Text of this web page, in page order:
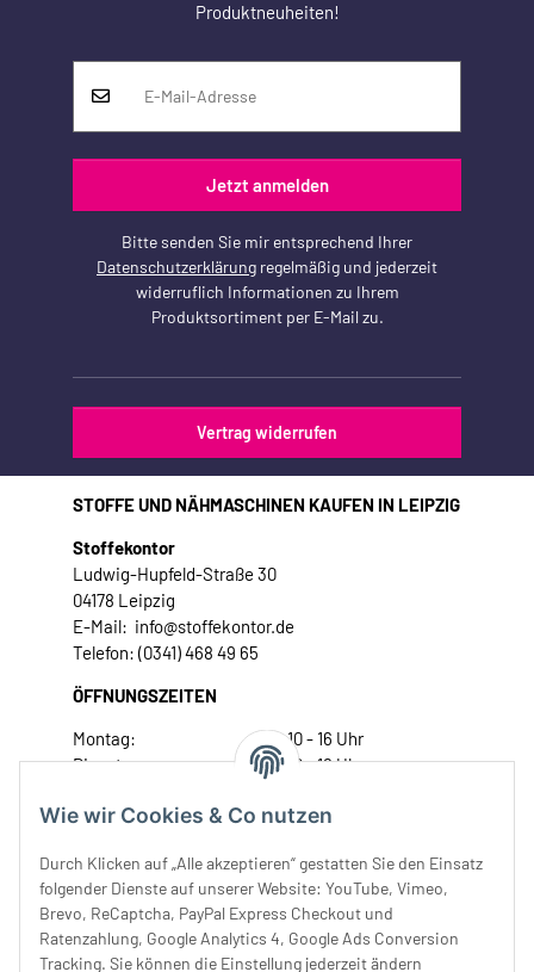
Wie wir Cookies & Co nutzen
Durch Klicken auf „Alle akzeptieren“ gestatten Sie den Einsatz
folgender Dienste auf unserer Website: YouTube, Vimeo,
Brevo, ReCaptcha, PayPal Express Checkout und
Ratenzahlung, Google Analytics 4, Google Ads Conversion
Tracking. Sie können die Einstellung jederzeit ändern
Produktneuheiten!
Jetzt anmelden
Bitte senden Sie mir entsprechend Ihrer
Datenschutzerklärung regelmäßig und jederzeit
widerruflich Informationen zu Ihrem
Produktsortiment per E-Mail zu.
Vertrag widerrufen
STOFFE UND NÄHMASCHINEN KAUFEN IN LEIPZIG
Stoffekontor
Ludwig-Hupfeld-Straße 30
04178 Leipzig
E-Mail: info@stoffekontor.de
Telefon: (0341) 468 49 65
ÖFFNUNGSZEITEN
Montag:
10 - 16 Uhr
Dienstag:
10 - 16 Uhr
Donnerstag:
10 - 18 Uhr
Samstag:
10 - 14 Uhr
Unser Service